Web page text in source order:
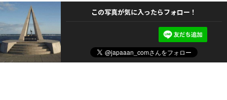
この写真が気に入ったらフォロー！